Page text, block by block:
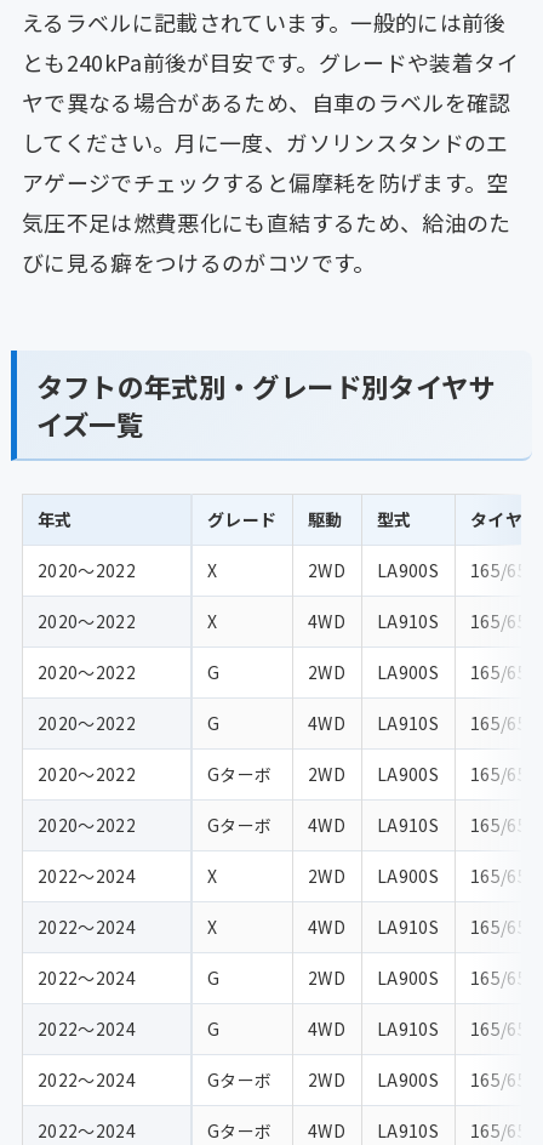
えるラベルに記載されています。一般的には前後
とも240kPa前後が目安です。グレードや装着タイ
ヤで異なる場合があるため、自車のラベルを確認
してください。月に一度、ガソリンスタンドのエ
アゲージでチェックすると偏摩耗を防げます。空
気圧不足は燃費悪化にも直結するため、給油のた
びに見る癖をつけるのがコツです。
タフトの年式別・グレード別タイヤサ
イズ一覧
年式 グレード 駆動 型式 タイヤ
2020〜2022 X 2WD LA900S 165/
2020〜2022 X 4WD LA910S 165/
2020〜2022 G 2WD LA900S 165/
2020〜2022 G 4WD LA910S 165/
2020〜2022 Gターボ 2WD LA900S 165/
2020〜2022 Gターボ 4WD LA910S 165/
2022〜2024 X 2WD LA900S 165/
2022〜2024 X 4WD LA910S 165/
2022〜2024 G 2WD LA900S 165/
2022〜2024 G 4WD LA910S 165/
2022〜2024 Gターボ 2WD LA900S 165/
2022〜2024 Gターボ 4WD LA910S 165/